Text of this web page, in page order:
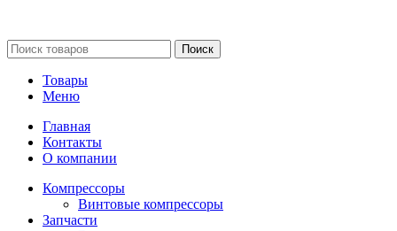
Поиск
Товары
Меню
Главная
Контакты
О компании
Компрессоры
Винтовые компрессоры
Запчасти